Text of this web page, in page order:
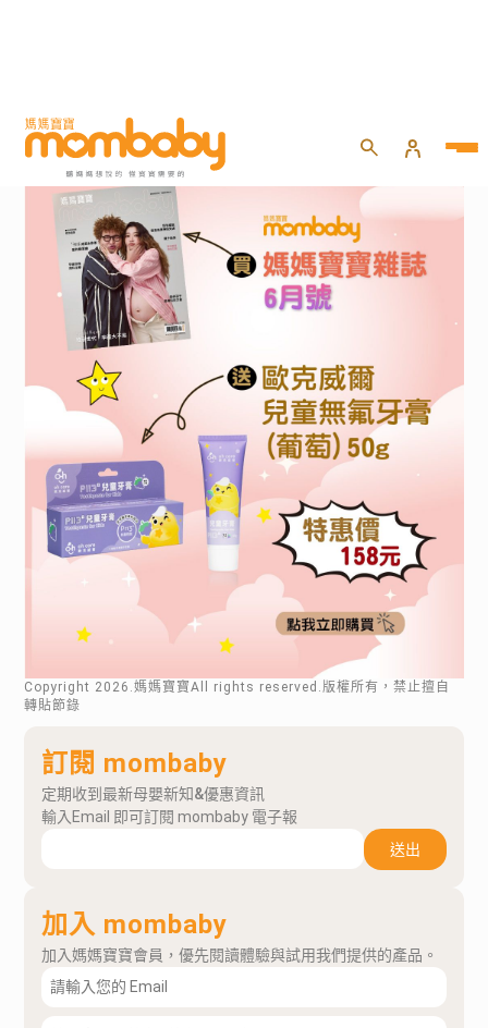
Copyright 2026 .媽媽寶寶All rights reserved.版權所有，禁止擅自
轉貼節錄
訂閱 mombaby
定期收到最新母嬰新知&優惠資訊
輸入Email 即可訂閱 mombaby 電子報
送出
加入 mombaby
加入媽媽寶寶會員，優先閱讀體驗與試用我們提供的產品。